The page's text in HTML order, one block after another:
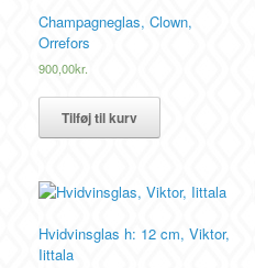
Champagneglas, Clown,
Orrefors
900,00kr.
Tilføj til kurv
Hvidvinsglas h: 12 cm, Viktor,
Iittala